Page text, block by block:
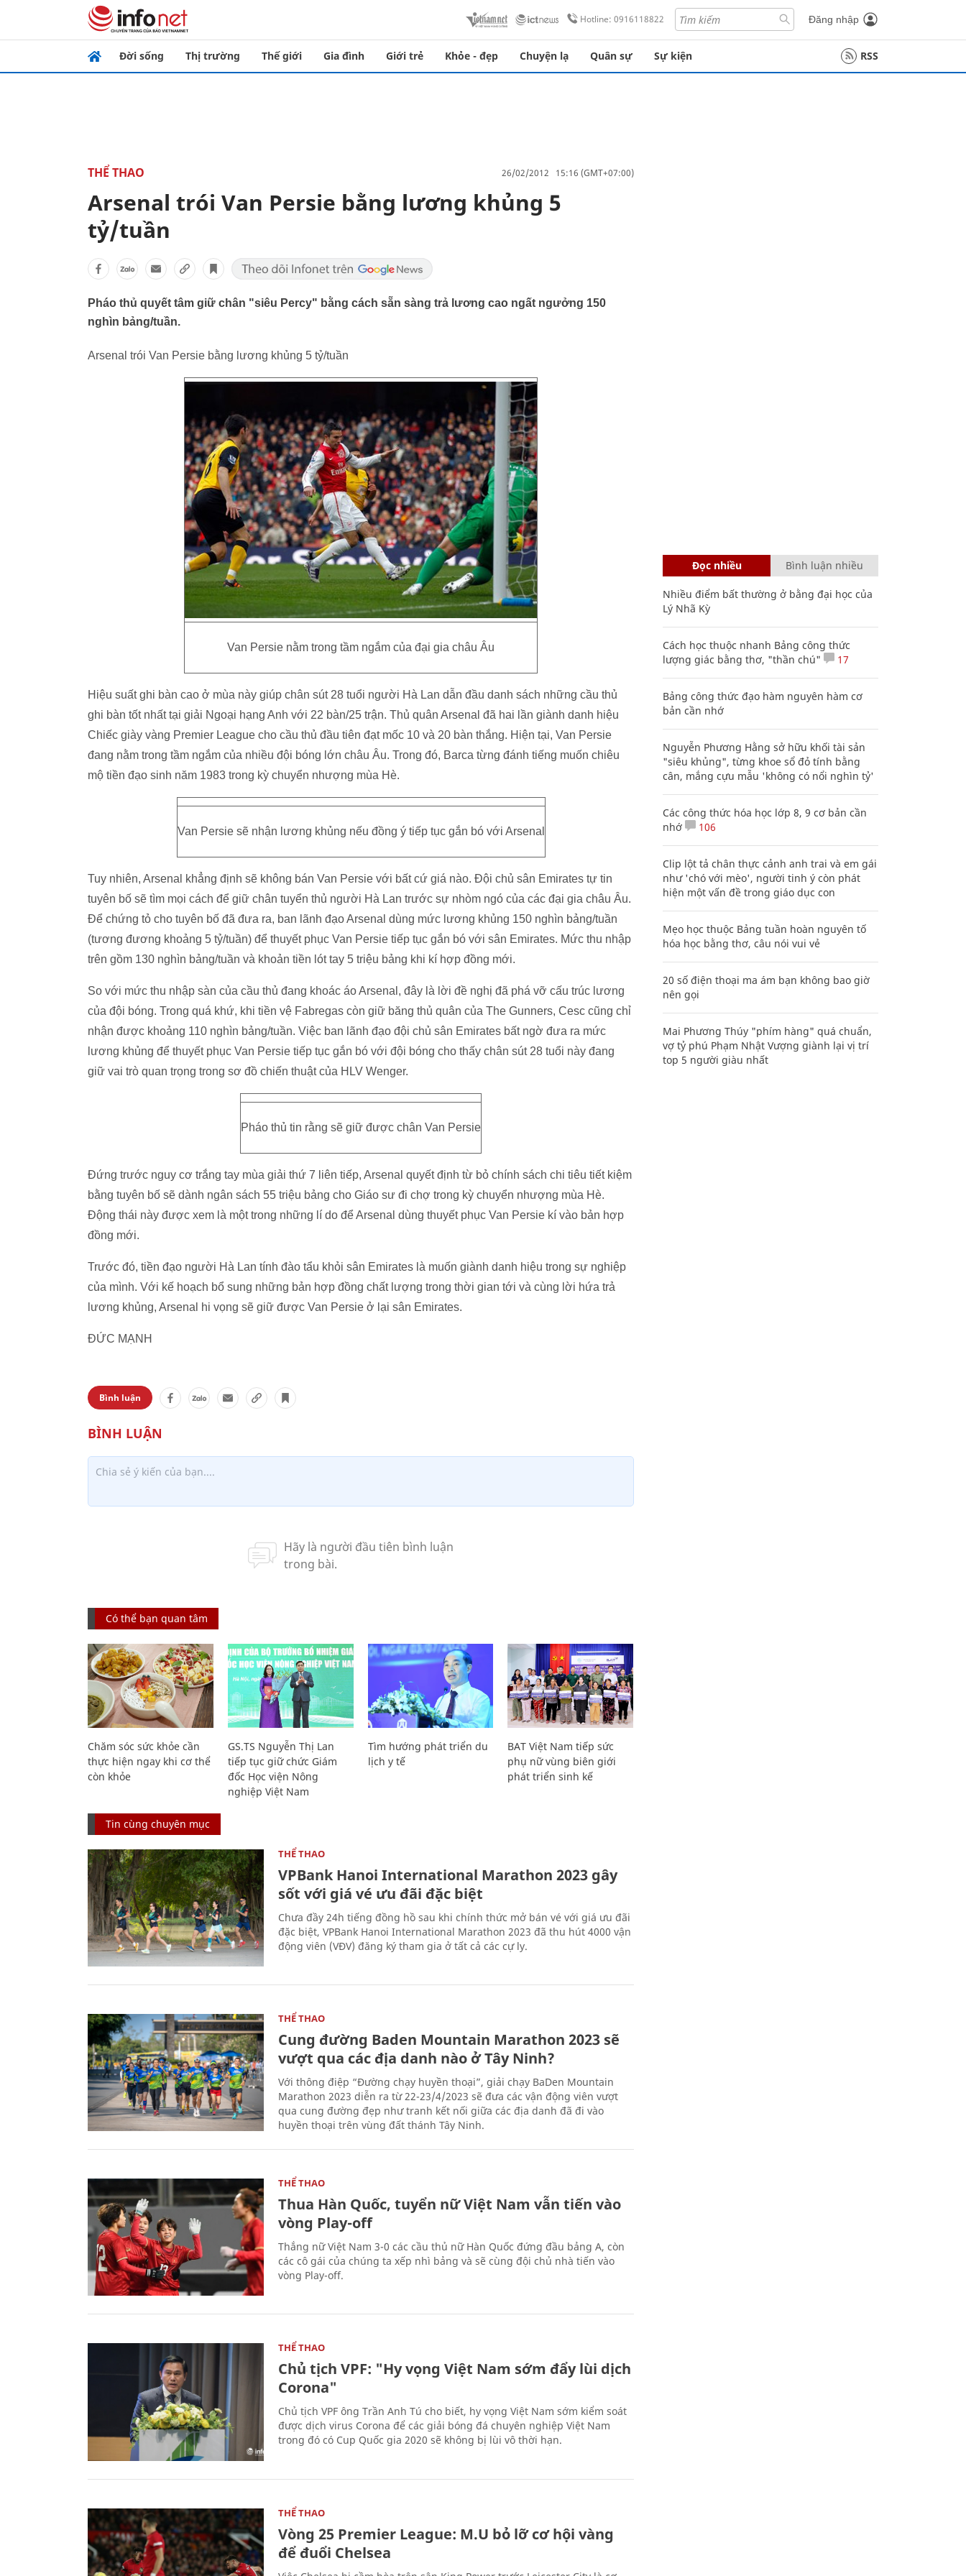
Hotline: 0916118822 Đăng nhập
Đời sống Thị trường Thế giới Gia đình Giới trẻ Khỏe - đẹp Chuyện lạ Quân sự Sự kiện RSS
THỂ THAO 26/02/2012 15:16 (GMT+07:00)
Arsenal trói Van Persie bằng lương khủng 5
tỷ/tuần
Pháo thủ quyết tâm giữ chân "siêu Percy" bằng cách sẵn sàng trả lương cao ngất ngưởng 150
nghìn bảng/tuần.
Arsenal trói Van Persie bằng lương khủng 5 tỷ/tuần
Van Persie nằm trong tầm ngắm của đại gia châu Âu
Hiệu suất ghi bàn cao ở mùa này giúp chân sút 28 tuổi người Hà Lan dẫn đầu danh sách những cầu thủ
ghi bàn tốt nhất tại giải Ngoại hạng Anh với 22 bàn/25 trận. Thủ quân Arsenal đã hai lần giành danh hiệu
Chiếc giày vàng Premier League cho cầu thủ đầu tiên đạt mốc 10 và 20 bàn thắng. Hiện tại, Van Persie
đang nằm trong tầm ngắm của nhiều đội bóng lớn châu Âu. Trong đó, Barca từng đánh tiếng muốn chiêu
mộ tiền đạo sinh năm 1983 trong kỳ chuyển nhượng mùa Hè.
Van Persie sẽ nhận lương khủng nếu đồng ý tiếp tục gắn bó với Arsenal
Tuy nhiên, Arsenal khẳng định sẽ không bán Van Persie với bất cứ giá nào. Đội chủ sân Emirates tự tin
tuyên bố sẽ tìm mọi cách để giữ chân tuyển thủ người Hà Lan trước sự nhòm ngó của các đại gia châu Âu.
Để chứng tỏ cho tuyên bố đã đưa ra, ban lãnh đạo Arsenal dùng mức lương khủng 150 nghìn bảng/tuần
(tương đương khoảng 5 tỷ/tuần) để thuyết phục Van Persie tiếp tục gắn bó với sân Emirates. Mức thu nhập
trên gồm 130 nghìn bảng/tuần và khoản tiền lót tay 5 triệu bảng khi kí hợp đồng mới.
So với mức thu nhập sàn của cầu thủ đang khoác áo Arsenal, đây là lời đề nghị đã phá vỡ cấu trúc lương
của đội bóng. Trong quá khứ, khi tiền vệ Fabregas còn giữ băng thủ quân của The Gunners, Cesc cũng chỉ
nhận được khoảng 110 nghìn bảng/tuần. Việc ban lãnh đạo đội chủ sân Emirates bất ngờ đưa ra mức
lương khủng để thuyết phục Van Persie tiếp tục gắn bó với đội bóng cho thấy chân sút 28 tuổi này đang
giữ vai trò quan trọng trong sơ đồ chiến thuật của HLV Wenger.
Pháo thủ tin rằng sẽ giữ được chân Van Persie
Đứng trước nguy cơ trắng tay mùa giải thứ 7 liên tiếp, Arsenal quyết định từ bỏ chính sách chi tiêu tiết kiệm
bằng tuyên bố sẽ dành ngân sách 55 triệu bảng cho Giáo sư đi chợ trong kỳ chuyển nhượng mùa Hè.
Động thái này được xem là một trong những lí do để Arsenal dùng thuyết phục Van Persie kí vào bản hợp
đồng mới.
Trước đó, tiền đạo người Hà Lan tính đào tẩu khỏi sân Emirates là muốn giành danh hiệu trong sự nghiệp
của mình. Với kế hoạch bổ sung những bản hợp đồng chất lượng trong thời gian tới và cùng lời hứa trả
lương khủng, Arsenal hi vọng sẽ giữ được Van Persie ở lại sân Emirates.
ĐỨC MẠNH
Bình luận
Có thể bạn quan tâm
Chăm sóc sức khỏe cần
thực hiện ngay khi cơ thể
còn khỏe
GS.TS Nguyễn Thị Lan
tiếp tục giữ chức Giám
đốc Học viện Nông
nghiệp Việt Nam
Tìm hướng phát triển du
lịch y tế
BAT Việt Nam tiếp sức
phụ nữ vùng biên giới
phát triển sinh kế
Tin cùng chuyên mục
THỂ THAO
VPBank Hanoi International Marathon 2023 gây
sốt với giá vé ưu đãi đặc biệt
Chưa đầy 24h tiếng đồng hồ sau khi chính thức mở bán vé với giá ưu đãi
đặc biệt, VPBank Hanoi International Marathon 2023 đã thu hút 4000 vận
động viên (VĐV) đăng ký tham gia ở tất cả các cự ly.
THỂ THAO
Cung đường Baden Mountain Marathon 2023 sẽ
vượt qua các địa danh nào ở Tây Ninh?
Với thông điệp “Đường chạy huyền thoại”, giải chạy BaDen Mountain
Marathon 2023 diễn ra từ 22-23/4/2023 sẽ đưa các vận động viên vượt
qua cung đường đẹp như tranh kết nối giữa các địa danh đã đi vào
huyền thoại trên vùng đất thánh Tây Ninh.
THỂ THAO
Thua Hàn Quốc, tuyển nữ Việt Nam vẫn tiến vào
vòng Play-off
Thắng nữ Việt Nam 3-0 các cầu thủ nữ Hàn Quốc đứng đầu bảng A, còn
các cô gái của chúng ta xếp nhì bảng và sẽ cùng đội chủ nhà tiến vào
vòng Play-off.
THỂ THAO
Chủ tịch VPF: "Hy vọng Việt Nam sớm đẩy lùi dịch
Corona"
Chủ tịch VPF ông Trần Anh Tú cho biết, hy vọng Việt Nam sớm kiểm soát
được dịch virus Corona để các giải bóng đá chuyên nghiệp Việt Nam
trong đó có Cup Quốc gia 2020 sẽ không bị lùi vô thời hạn.
THỂ THAO
Vòng 25 Premier League: M.U bỏ lỡ cơ hội vàng
để đuổi Chelsea
Đọc nhiều Bình luận nhiều
Nhiều điểm bất thường ở bằng đại học của
Lý Nhã Kỳ
Cách học thuộc nhanh Bảng công thức
lượng giác bằng thơ, "thần chú"
17
Bảng công thức đạo hàm nguyên hàm cơ
bản cần nhớ
Nguyễn Phương Hằng sở hữu khối tài sản
"siêu khủng", từng khoe sổ đỏ tính bằng
cân, mắng cựu mẫu 'không có nổi nghìn tỷ'
Các công thức hóa học lớp 8, 9 cơ bản cần
nhớ
106
Clip lột tả chân thực cảnh anh trai và em gái
như 'chó với mèo', người tinh ý còn phát
hiện một vấn đề trong giáo dục con
Mẹo học thuộc Bảng tuần hoàn nguyên tố
hóa học bằng thơ, câu nói vui vẻ
20 số điện thoại ma ám bạn không bao giờ
nên gọi
Mai Phương Thúy "phím hàng" quá chuẩn,
vợ tỷ phú Phạm Nhật Vượng giành lại vị trí
top 5 người giàu nhất